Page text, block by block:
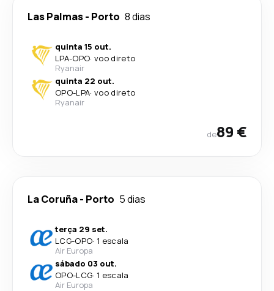
Las Palmas- Porto 8 dias
quinta 15 out.
LPA-OPO· voo direto
Ryanair
quinta 22 out.
OPO-LPA· voo direto
Ryanair
de89 €
La Coruña- Porto 5 dias
terça 29 set.
LCG-OPO· 1 escala
Air Europa
sábado 03 out.
OPO-LCG· 1 escala
Air Europa